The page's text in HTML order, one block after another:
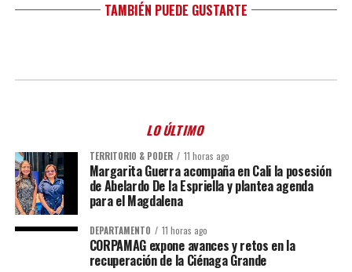
TAMBIÉN PUEDE GUSTARTE
LO ÚLTIMO
TERRITORIO & PODER 11 horas ago
Margarita Guerra acompaña en Cali la posesión
de Abelardo De la Espriella y plantea agenda
para el Magdalena
DEPARTAMENTO 11 horas ago
CORPAMAG expone avances y retos en la
recuperación de la Ciénaga Grande